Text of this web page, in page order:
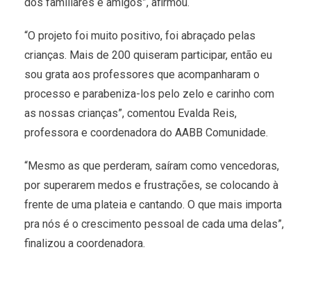
“O projeto foi muito positivo, foi abraçado pelas
crianças. Mais de 200 quiseram participar, então eu
sou grata aos professores que acompanharam o
processo e parabeniza-los pelo zelo e carinho com
as nossas crianças”, comentou Evalda Reis,
professora e coordenadora do AABB Comunidade.
“Mesmo as que perderam, saíram como vencedoras,
por superarem medos e frustrações, se colocando à
frente de uma plateia e cantando. O que mais importa
pra nós é o crescimento pessoal de cada uma delas”,
finalizou a coordenadora.